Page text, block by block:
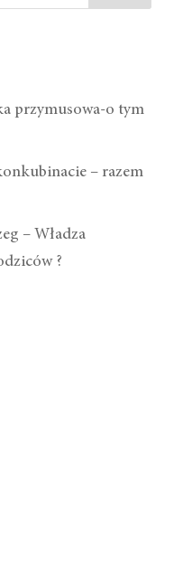
przymusowa-o tym
– razem
– Władza
?